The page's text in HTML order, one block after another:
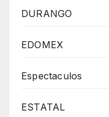
DURANGO
EDOMEX
Espectaculos
ESTATAL